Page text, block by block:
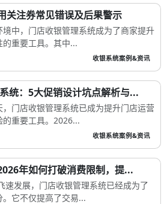
关注券常见错误及后果警示
中，门店收银管理系统成为了商家提升
重要工具。其中...
收银系统案例&资讯
统：5大促销设计坑点解析与...
门店收银管理系统已成为提升门店运营
重要工具。2026...
收银系统案例&资讯
年如何打破消费限制，提...
速发展，门店收银管理系统已经成为了
它不仅提高了交易...